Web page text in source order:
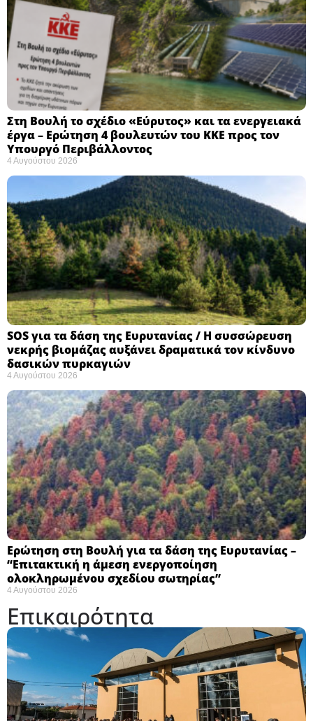
Στη Βουλή το σχέδιο «Εύρυτος» και τα ενεργειακά
έργα – Ερώτηση 4 βουλευτών του ΚΚΕ προς τον
Υπουργό Περιβάλλοντος
4 Αυγούστου 2026
SOS για τα δάση της Ευρυτανίας / Η συσσώρευση
νεκρής βιομάζας αυξάνει δραματικά τον κίνδυνο
δασικών πυρκαγιών
4 Αυγούστου 2026
Ερώτηση στη Βουλή για τα δάση της Ευρυτανίας –
“Eπιτακτική η άμεση ενεργοποίηση
ολοκληρωμένου σχεδίου σωτηρίας”
4 Αυγούστου 2026
Επικαιρότητα